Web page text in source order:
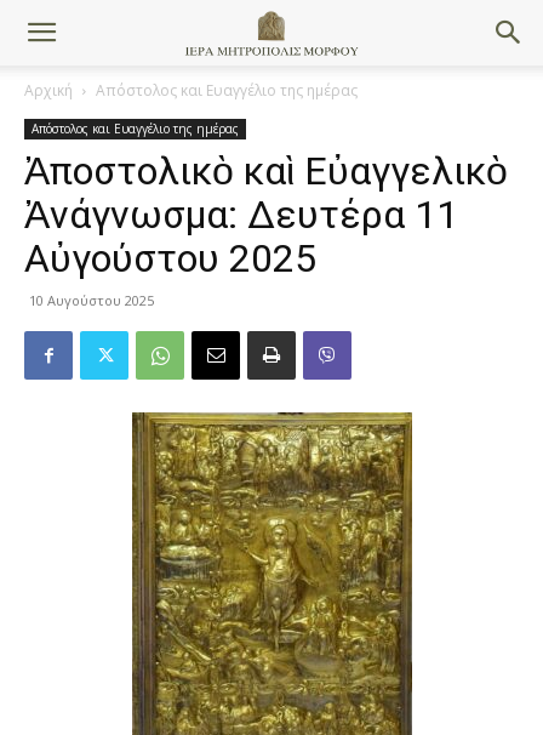
Αρχική Απόστολος και Ευαγγέλιο της ημέρας
Απόστολος και Ευαγγέλιο της ημέρας
Ἀποστολικὸ καὶ Εὐαγγελικὸ
Ἀνάγνωσμα: Δευτέρα 11
Αὐγούστου 2025
10 Αυγούστου 2025